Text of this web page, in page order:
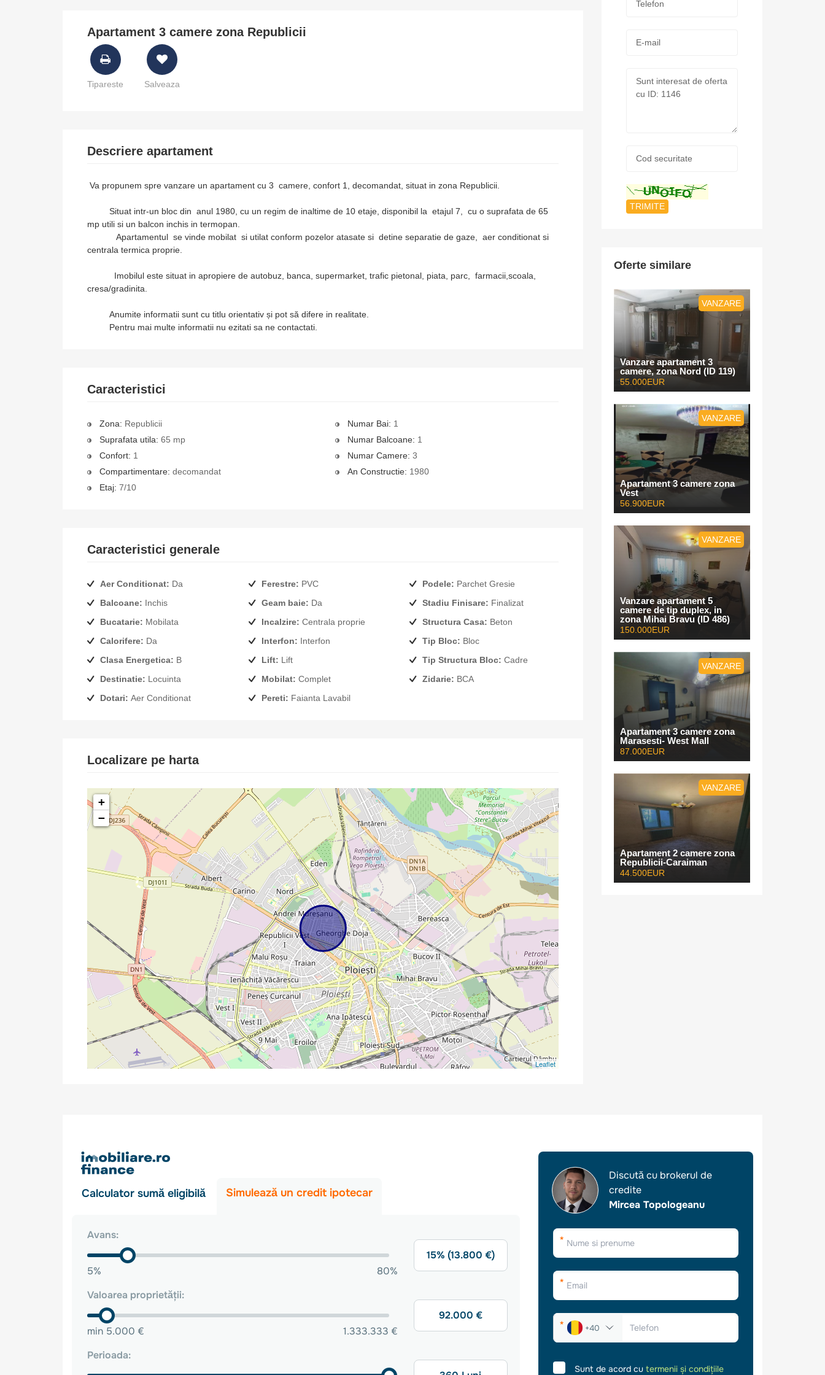
Apartament 3 camere zona Republicii
Tipareste Salveaza
Descriere apartament
Va propunem spre vanzare un apartament cu 3 camere, confort 1, decomandat, situat in zona Republicii.
Situat intr-un bloc din anul 1980, cu un regim de inaltime de 10 etaje, disponibil la etajul 7, cu o suprafata de 65
mp utili si un balcon inchis in termopan.
Apartamentul se vinde mobilat si utilat conform pozelor atasate si detine separatie de gaze, aer conditionat si
centrala termica proprie.
Imobilul este situat in apropiere de autobuz, banca, supermarket, trafic pietonal, piata, parc, farmacii,scoala,
cresa/gradinita.
Anumite informatii sunt cu titlu orientativ și pot să difere in realitate.
Pentru mai multe informatii nu ezitati sa ne contactati.
Caracteristici
Zona: Republicii
Suprafata utila: 65 mp
Confort: 1
Compartimentare: decomandat
Etaj: 7/10
Numar Bai: 1
Numar Balcoane: 1
Numar Camere: 3
An Constructie: 1980
Caracteristici generale
Aer Conditionat: Da
Balcoane: Inchis
Bucatarie: Mobilata
Calorifere: Da
Clasa Energetica: B
Destinatie: Locuinta
Dotari: Aer Conditionat
Ferestre: PVC
Geam baie: Da
Incalzire: Centrala proprie
Interfon: Interfon
Lift: Lift
Mobilat: Complet
Pereti: Faianta Lavabil
Podele: Parchet Gresie
Stadiu Finisare: Finalizat
Structura Casa: Beton
Tip Bloc: Bloc
Tip Structura Bloc: Cadre
Zidarie: BCA
Localizare pe harta
+
−
Leaflet
mail:
securitate:
Oferte similare
VANZARE
Vanzare apartament 3
camere, zona Nord (ID 119)
55.000EUR
VANZARE
Apartament 3 camere zona
Vest
56.900EUR
VANZARE
Vanzare apartament 5
camere de tip duplex, in
zona Mihai Bravu (ID 486)
150.000EUR
VANZARE
Apartament 3 camere zona
Marasesti- West Mall
87.000EUR
VANZARE
Apartament 2 camere zona
Republicii-Caraiman
44.500EUR